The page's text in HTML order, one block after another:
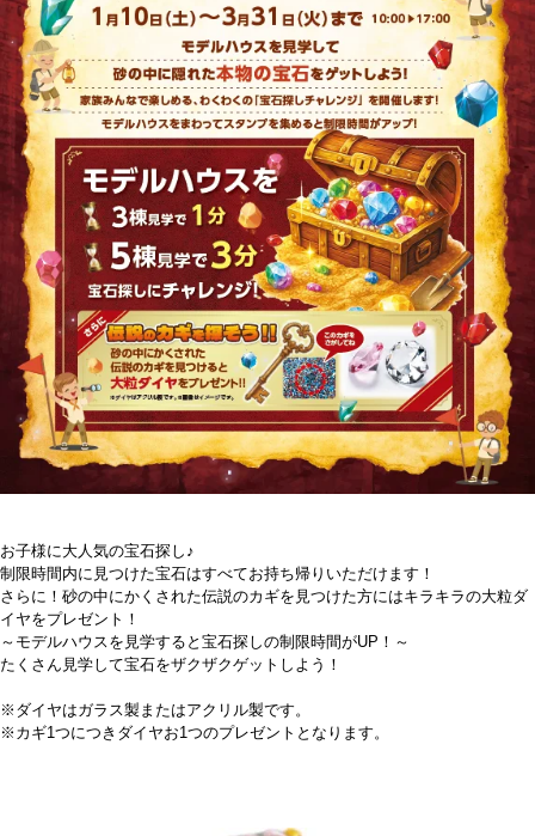
お子様に大人気の宝石探し♪
制限時間内に見つけた宝石はすべてお持ち帰りいただけます！
さらに！砂の中にかくされた伝説のカギを見つけた方にはキラキラの大粒ダ
イヤをプレゼント！
～モデルハウスを見学すると宝石探しの制限時間がUP！～
たくさん見学して宝石をザクザクゲットしよう！
※ダイヤはガラス製またはアクリル製です。
※カギ1つにつきダイヤお1つのプレゼントとなります。